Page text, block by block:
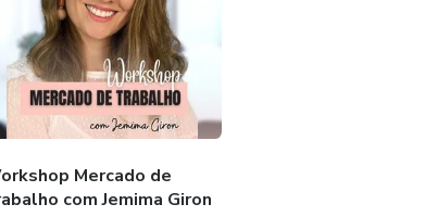
Mercado de
com Jemima Giron